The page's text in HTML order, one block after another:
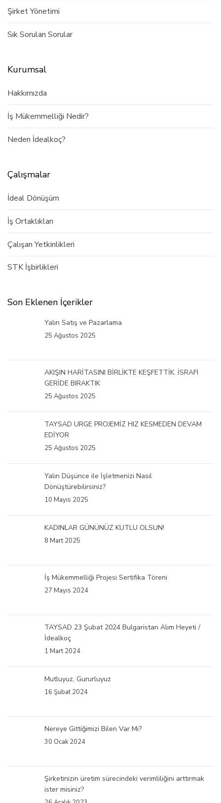
Şirket Yönetimi
Sık Sorulan Sorular
Kurumsal
Hakkımızda
İş Mükemmelliği Nedir?
Neden İdealkoç?
Çalışmalar
İdeal Dönüşüm
İş Ortaklıkları
Çalışan Yetkinlikleri
STK İşbirlikleri
Son Eklenen İçerikler
Yalın Satış ve Pazarlama
25 Ağustos 2025
AKIŞIN HARİTASINI BİRLİKTE KEŞFETTİK. İSRAFI
GERİDE BIRAKTIK
25 Ağustos 2025
TAYSAD URGE PROJEMİZ HIZ KESMEDEN DEVAM
EDİYOR
25 Ağustos 2025
Yalın Düşünce ile İşletmenizi Nasıl
Dönüştürebilirsiniz?
10 Mayıs 2025
KADINLAR GÜNÜNÜZ KUTLU OLSUN!
8 Mart 2025
İş Mükemmelliği Projesi Sertifika Töreni
27 Mayıs 2024
TAYSAD 23 Şubat 2024 Bulgaristan Alım Heyeti /
İdealkoç
1 Mart 2024
Mutluyuz, Gururluyuz
16 Şubat 2024
Nereye Gittiğimizi Bilen Var Mı?
30 Ocak 2024
Şirketinizin üretim sürecindeki verimliliğini arttırmak
ister misiniz?